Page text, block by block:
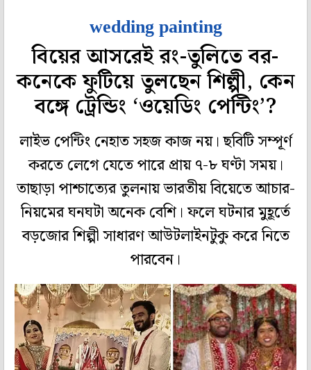
wedding painting
বিয়ের আসরেই রং-তুলিতে বর-
কনেকে ফুটিয়ে তুলছেন শিল্পী, কেন
বঙ্গে ট্রেন্ডিং ‘ওয়েডিং পেন্টিং’?
লাইভ পেন্টিং নেহাত সহজ কাজ নয়। ছবিটি সম্পূর্ণ
করতে লেগে যেতে পারে প্রায় ৭-৮ ঘণ্টা সময়।
তাছাড়া পাশ্চাত্যের তুলনায় ভারতীয় বিয়েতে আচার-
নিয়মের ঘনঘটা অনেক বেশি। ফলে ঘটনার মুহূর্তে
বড়জোর শিল্পী সাধারণ আউটলাইনটুকু করে নিতে
পারবেন।